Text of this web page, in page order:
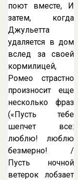
поют вместе, И
затем, когда
Джульетта
удаляется в дом
вслед за своей
кормилицей,
Ромео страстно
произносит еще
несколько фраз
(«Пусть тебе
шепчет все:
люблю! люблю
безмерно! /
Пусть ночной
ветерок лобзает